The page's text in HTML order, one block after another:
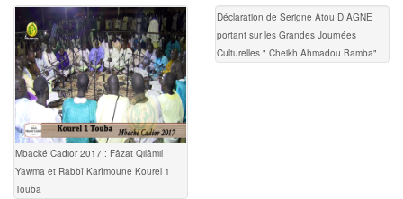
Mbacké Cadior 2017 : Fâzat Qilâmil
Yawma et Rabbî Karîmoune Kourel 1
Touba
Déclaration de Serigne Atou DIAGNE
portant sur les Grandes Journées
Culturelles " Cheikh Ahmadou Bamba"